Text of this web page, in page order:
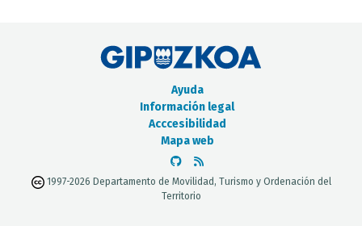
Ayuda
Información legal
Acccesibilidad
Mapa web
1997-2026 Departamento de Movilidad, Turismo y Ordenación del
Territorio